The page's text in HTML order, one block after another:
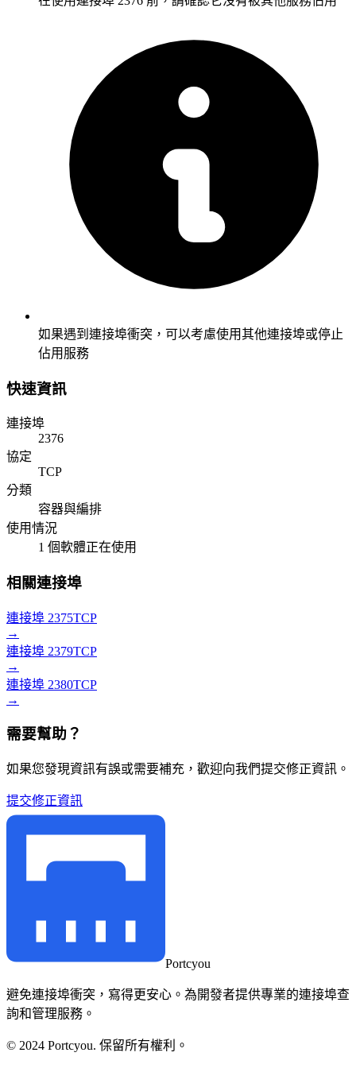
如果遇到連接埠衝突，可以考慮使用其他連接埠或停止
佔用服務
快速資訊
連接埠
2376
協定
TCP
分類
容器與編排
使用情況
1 個軟體正在使用
相關連接埠
連接埠 2375TCP
→
連接埠 2379TCP
→
連接埠 2380TCP
→
需要幫助？
如果您發現資訊有誤或需要補充，歡迎向我們提交修正資訊。
提交修正資訊
Portcyou
避免連接埠衝突，寫得更安心。為開發者提供專業的連接埠查
詢和管理服務。
© 2024 Portcyou. 保留所有權利。